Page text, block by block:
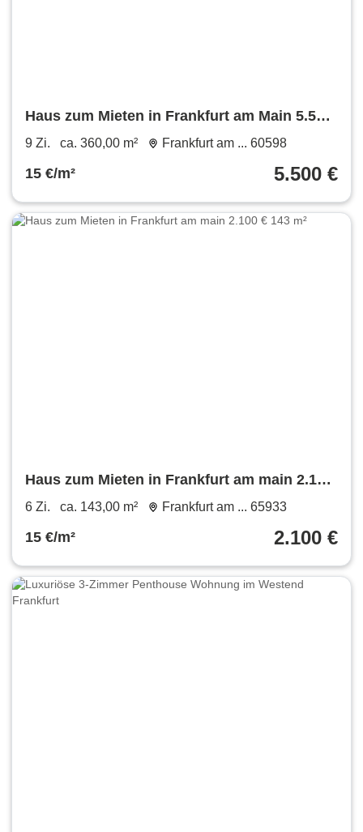
Haus zum Mieten in Frankfurt am Main 5.500
€ 360 m²
9 Zi. ca. 360,00 m² Frankfurt am ... 60598
15 €/m² 5.500 €
Haus zum Mieten in Frankfurt am main 2.100
€ 143 m²
6 Zi. ca. 143,00 m² Frankfurt am ... 65933
15 €/m² 2.100 €